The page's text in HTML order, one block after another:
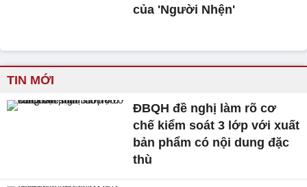
của 'Người Nhện'
TIN MỚI
ĐBQH đề nghị làm rõ cơ
chế kiểm soát 3 lớp với xuất
bản phẩm có nội dung đặc
thù